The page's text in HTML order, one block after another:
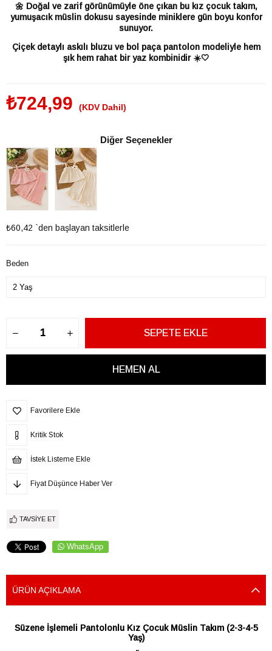
🌼 Doğal ve zarif görünümüyle öne çıkan bu kız çocuk takım,
yumuşacık müslin dokusu sayesinde miniklere gün boyu konfor
sunuyor.
Çiçek detaylı askılı bluzu ve bol paça pantolon modeliyle hem
şık hem rahat bir yaz kombinidir ☀️🤍
₺724,99 (KDV Dahil)
Diğer Seçenekler
₺60,42 `den başlayan taksitlerle
Beden
Favorilere Ekle
Kritik Stok
İstek Listeme Ekle
Fiyat Düşünce Haber Ver
TAVSIYE ET
WhatsApp
ÜRÜN AÇIKLAMA
Süzene İşlemeli Pantolonlu Kız Çocuk Müslin Takım (2-3-4-5
Yaş)